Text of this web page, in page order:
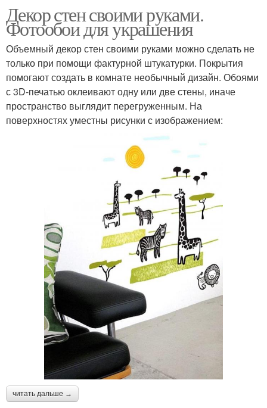
Декор стен своими руками.
Фотообои для украшения
Объемный декор стен своими руками можно сделать не
только при помощи фактурной штукатурки. Покрытия
помогают создать в комнате необычный дизайн. Обоями
с 3D-печатью оклеивают одну или две стены, иначе
пространство выглядит перегруженным. На
поверхностях уместны рисунки с изображением:
читать дальше →